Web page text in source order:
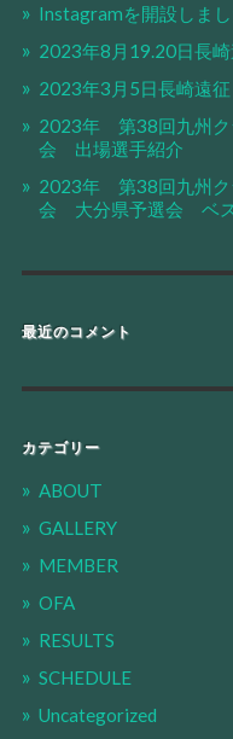
Instagramを開設しまし
2023年8月19.20日長崎
2023年3月5日長崎遠征
2023年 第38回九州ク
会 出場選手紹介
2023年 第38回九州ク
会 大分県予選会 ベ
最近のコメント
カテゴリー
ABOUT
GALLERY
MEMBER
OFA
RESULTS
SCHEDULE
Uncategorized